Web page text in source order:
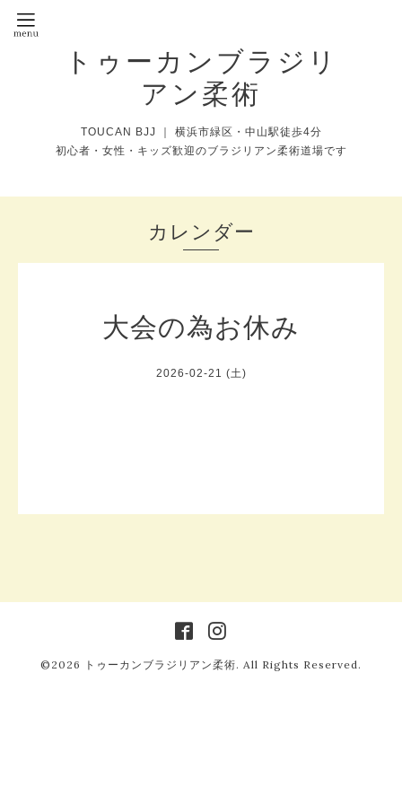
トゥーカンブラジリ
アン柔術
TOUCAN BJJ ｜ 横浜市緑区・中山駅徒歩4分
初心者・女性・キッズ歓迎のブラジリアン柔術道場です
カレンダー
大会の為お休み
2026-02-21 (土)
©2026 トゥーカンブラジリアン柔術. All Rights Reserved.